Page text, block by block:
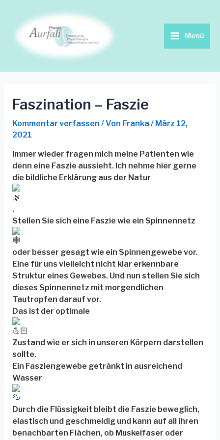
springen
Menu
Menü
Faszination – Faszie
Kommentar verfassen / Von Franka / März 12,
2021
Immer wieder fragen mich meine Patienten wie
denn eine Faszie aussieht. Ich nehme hier gerne
die bildliche Erklärung aus der Natur
.
Stellen Sie sich eine Faszie wie ein Spinnennetz
oder besser gesagt wie ein Spinnengewebe vor.
Eine für uns vielleicht nicht klar erkennbare
Struktur eines Gewebes. Und nun stellen Sie sich
dieses Spinnennetz mit morgendlichen
Tautropfen darauf vor.
Das ist der optimale
Zustand wie er sich in unseren Körpern darstellen
sollte.
Ein Fasziengewebe getränkt in ausreichend
Wasser
Durch die Flüssigkeit bleibt die Faszie beweglich,
elastisch und geschmeidig und kann auf all ihren
benachbarten Flächen, ob Muskelfaser oder
Navigation